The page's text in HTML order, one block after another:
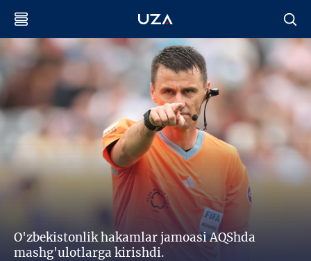
O'zbekistonlik hakamlar jamoasi AQShda
mashg'ulotlarga kirishdi.